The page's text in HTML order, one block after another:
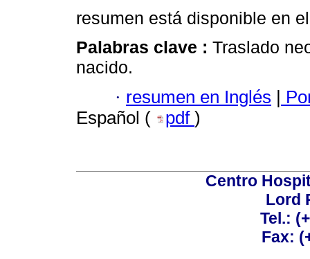
resumen está disponible en
Palabras clave : Traslado
nacido.
· resumen en Inglés |
Español (
pdf )
Centro
Lord
Tel.:
Fax: